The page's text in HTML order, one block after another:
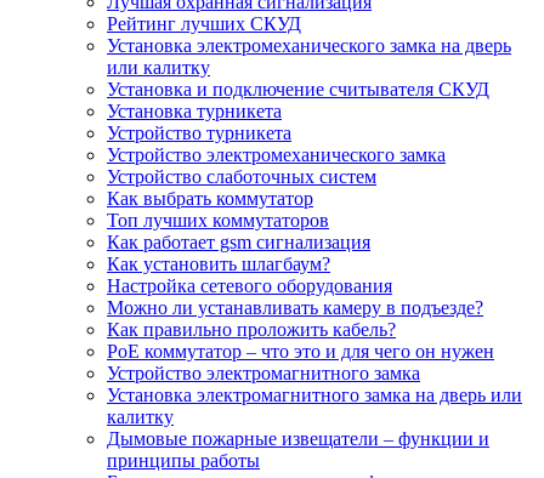
Рейтинг лучших СКУД
Установка электромеханического замка на дверь
или калитку
Установка и подключение считывателя СКУД
Установка турникета
Устройство турникета
Устройство электромеханического замка
Устройство слаботочных систем
Как выбрать коммутатор
Топ лучших коммутаторов
Как работает gsm сигнализация
Как установить шлагбаум?
Настройка сетевого оборудования
Можно ли устанавливать камеру в подъезде?
Как правильно проложить кабель?
PoE коммутатор – что это и для чего он нужен
Устройство электромагнитного замка
Установка электромагнитного замка на дверь или
калитку
Дымовые пожарные извещатели – функции и
принципы работы